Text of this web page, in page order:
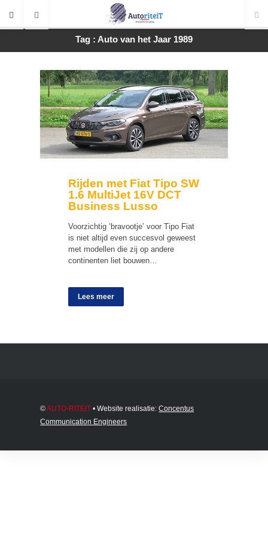
Tag : Auto van het Jaar 1989
Rijden met Fiat Tipo SW
1.6 MultiJet 16V DCT
Business Lusso
Voorzichtig ‘bravootje’ voor Tipo Fiat
is niet altijd even succesvol geweest
met modellen die zij op andere
continenten liet bouwen…
Lees meer
©AUTO-RITEIT • Website realisatie:Concentus
Communication Engineers